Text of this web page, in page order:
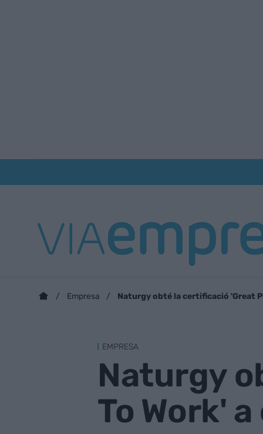
Empresa Naturgy obté la certificació 'Great
EMPRESA
Naturgy
To Work'